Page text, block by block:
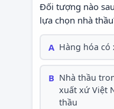
Đối tượng nào
lựa chọn nhà
A Hàng hóa có
B Nhà thầu
xuất xứ Việt
thầu